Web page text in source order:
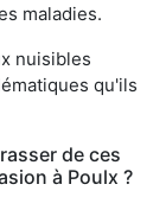
maladies.
nuisibles
qu'ils
de ces
à Poulx ?